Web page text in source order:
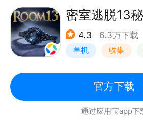
游戏玩法：
与NPC交谈互动，交易，回答问
完成解谜获得钥匙，逃离房间，寻
收集照片和日记，解锁额外成就；
“收集徽章”任务；
选择合适的剧情走向，帮助逃离；
密室逃脱13
4.3 6.3万下载
单机 收集
官方下载
通过应用宝app下